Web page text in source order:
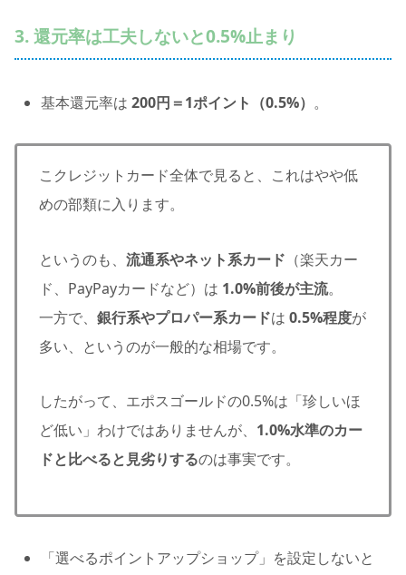
3. 還元率は工夫しないと0.5%止まり
基本還元率は200円＝1ポイント（0.5%） 。
こクレジットカード全体で見ると、これはやや低
めの部類に入ります。
というのも、 流通系やネット系カード （楽天カー
ド、PayPayカードなど）は 1.0%前後が主流。
一方で、 銀行系やプロパー系カードは 0.5%程度が
多い、というのが一般的な相場です。
したがって、エポスゴールドの0.5%は「珍しいほ
ど低い」わけではありませんが、 1.0%水準のカー
ドと比べると見劣りするのは事実です。
「選べるポイントアップショップ」を設定しないと